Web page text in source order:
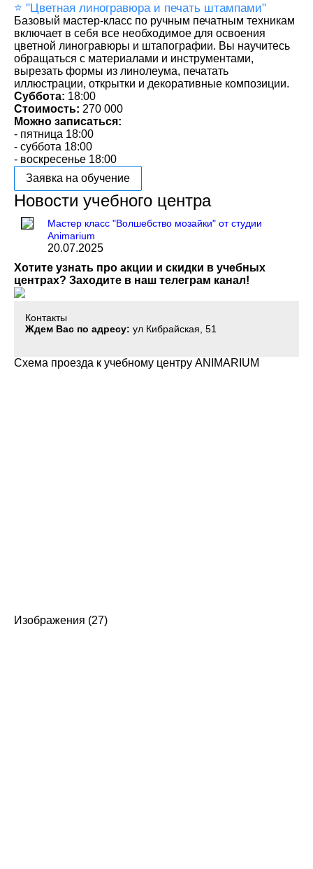
⭐️ "Цветная линогравюра и печать штампами"
Базовый мастер-класс по ручным печатным техникам
включает в себя все необходимое для освоения
цветной линогравюры и штапографии. Вы научитесь
обращаться с материалами и инструментами,
вырезать формы из линолеума, печатать
иллюстрации, открытки и декоративные композиции.
Суббота: 18:00
Стоимость: 270 000
Можно записаться:
- пятница 18:00
- суббота 18:00
- воскресенье 18:00
Заявка на обучение
Новости учебного центра
Мастер класс "Волшебство мозайки" от студии
Animarium
20.07.2025
Хотите узнать про акции и скидки в учебных
центрах? Заходите в наш телеграм канал!
Контакты
Ждем Вас по адресу: ул Кибрайская, 51
Схема проезда к учебному центру ANIMARIUM
Изображения (27)